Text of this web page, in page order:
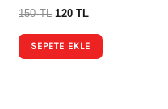
150TL 120TL
SEPETE EKLE